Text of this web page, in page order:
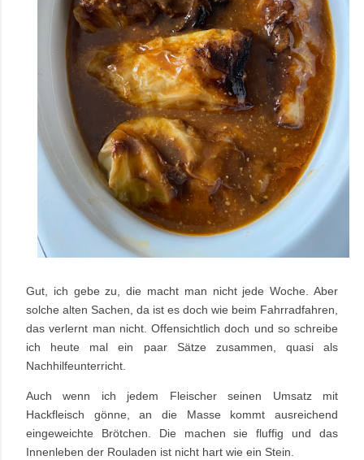
Gut, ich gebe zu, die macht man nicht jede Woche. Aber
solche alten Sachen, da ist es doch wie beim Fahrradfahren,
das verlernt man nicht. Offensichtlich doch und so schreibe
ich heute mal ein paar Sätze zusammen, quasi als
Nachhilfeunterricht.
Auch wenn ich jedem Fleischer seinen Umsatz mit
Hackfleisch gönne, an die Masse kommt ausreichend
eingeweichte Brötchen. Die machen sie fluffig und das
Innenleben der Rouladen ist nicht hart wie ein Stein.